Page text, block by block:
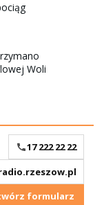
Woli
17 222 22 22
formularz